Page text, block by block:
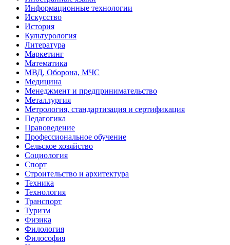
Информационные технологии
Искусство
История
Культурология
Литература
Маркетинг
Математика
МВД, Оборона, МЧС
Медицина
Менеджмент и предпринимательство
Металлургия
Метрология, стандартизация и сертификация
Педагогика
Правоведение
Профессиональное обучение
Сельское хозяйство
Социология
Спорт
Строительство и архитектура
Техника
Технология
Транспорт
Туризм
Физика
Филология
Философия